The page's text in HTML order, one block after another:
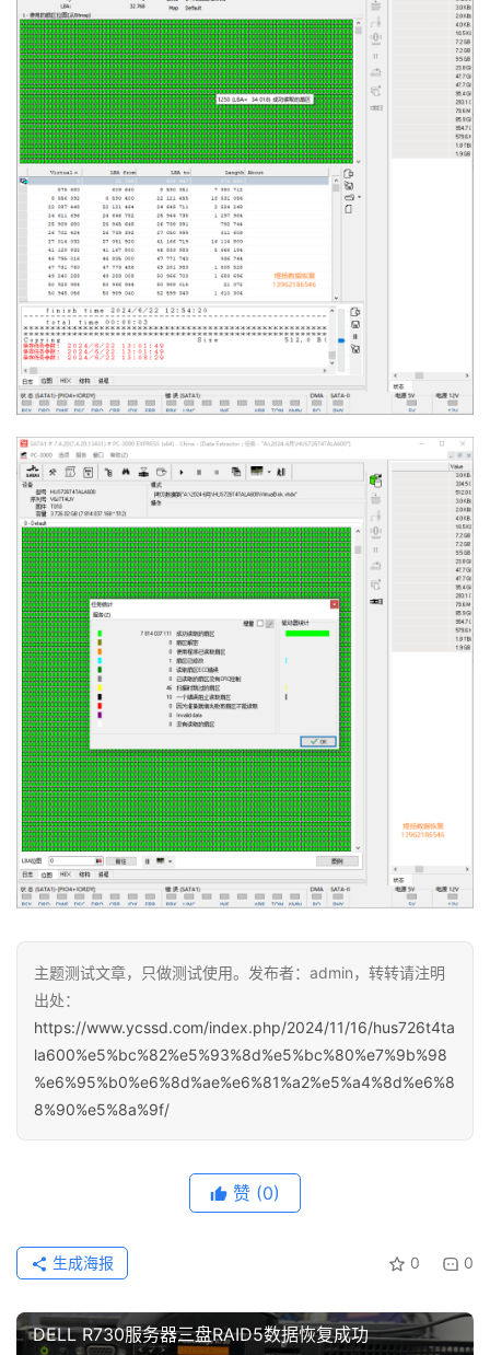
主题测试文章，只做测试使用。发布者：admin，转转请注明
出处：
https://www.ycssd.com/index.php/2024/11/16/hus726t4ta
la600%e5%bc%82%e5%93%8d%e5%bc%80%e7%9b%98
%e6%95%b0%e6%8d%ae%e6%81%a2%e5%a4%8d%e6%8
8%90%e5%8a%9f/
赞 (0)
0 0
生成海报
DELL R730服务器三盘RAID5数据恢复成功